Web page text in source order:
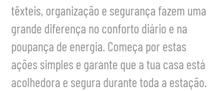
têxteis, organização e segurança fazem uma
grande diferença no conforto diário e na
poupança de energia. Começa por estas
ações simples e garante que a tua casa está
acolhedora e segura durante toda a estação.